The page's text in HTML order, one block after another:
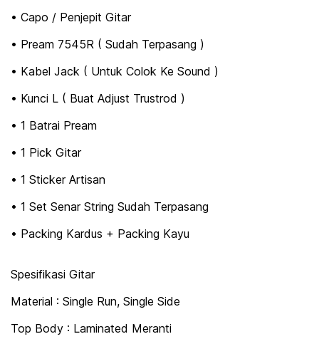
• Capo / Penjepit Gitar
• Pream 7545R ( Sudah Terpasang )
• Kabel Jack ( Untuk Colok Ke Sound )
• Kunci L ( Buat Adjust Trustrod )
• 1 Batrai Pream
• 1 Pick Gitar
• 1 Sticker Artisan
• 1 Set Senar String Sudah Terpasang
• Packing Kardus + Packing Kayu
Spesifikasi Gitar
Material : Single Run, Single Side
Top Body : Laminated Meranti